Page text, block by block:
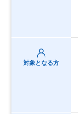
対象となる方